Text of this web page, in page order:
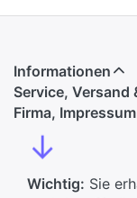
Informationen
Service, Versand
Firma,
↓
Wichtig: Sie